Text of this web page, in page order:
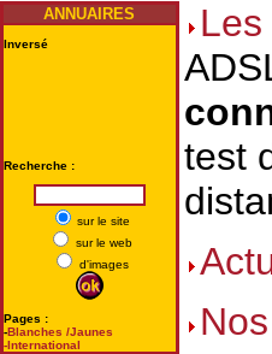
ANNUAIRES
Inversé
Recherche :
sur le site
sur le web
d'images
Pages :
-Blanches /Jaunes
-International
test